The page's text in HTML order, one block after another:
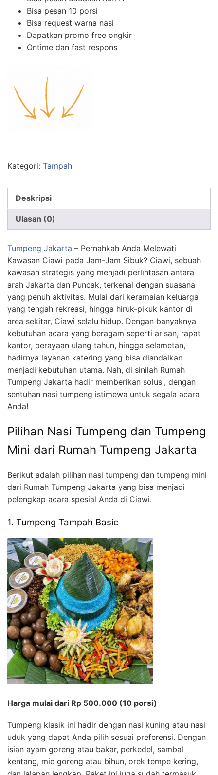
Bisa pesan 10 porsi
Bisa request warna nasi
Dapatkan promo free ongkir
Ontime dan fast respons
Kategori: Tampah
Deskripsi
Ulasan (0)
Tumpeng Jakarta – Pernahkah Anda Melewati
Kawasan Ciawi pada Jam-Jam Sibuk? Ciawi, sebuah
kawasan strategis yang menjadi perlintasan antara
arah Jakarta dan Puncak, terkenal dengan suasana
yang penuh aktivitas. Mulai dari keramaian keluarga
yang tengah rekreasi, hingga hiruk-pikuk kantor di
area sekitar, Ciawi selalu hidup. Dengan banyaknya
kebutuhan acara yang beragam seperti arisan, rapat
kantor, perayaan ulang tahun, hingga selametan,
hadirnya layanan katering yang bisa diandalkan
menjadi kebutuhan utama. Nah, di sinilah Rumah
Tumpeng Jakarta hadir memberikan solusi, dengan
sentuhan nasi tumpeng istimewa untuk segala acara
Anda!
Pilihan Nasi Tumpeng dan Tumpeng
Mini dari Rumah Tumpeng Jakarta
Berikut adalah pilihan nasi tumpeng dan tumpeng mini
dari Rumah Tumpeng Jakarta yang bisa menjadi
pelengkap acara spesial Anda di Ciawi.
1. Tumpeng Tampah Basic
Harga mulai dari Rp 500.000 (10 porsi)
Tumpeng klasik ini hadir dengan nasi kuning atau nasi
uduk yang dapat Anda pilih sesuai preferensi. Dengan
isian ayam goreng atau bakar, perkedel, sambal
kentang, mie goreng atau bihun, orek tempe kering,